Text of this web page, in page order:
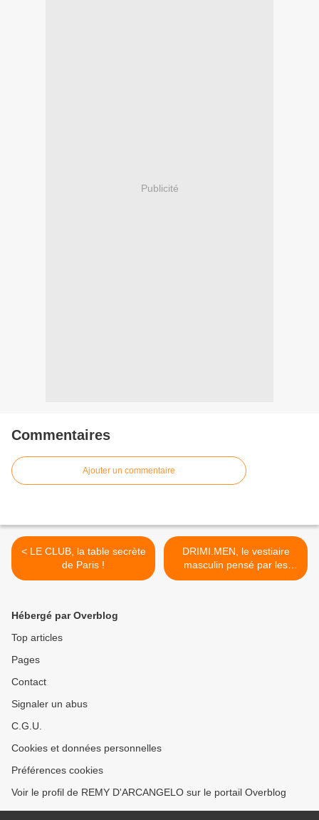
Publicité
Commentaires
Ajouter un commentaire
< LE CLUB, la table secrète
de Paris !
DRIMI.MEN, le vestiaire
masculin pensé par les
stylistes ! >
Hébergé par Overblog
Top articles
Pages
Contact
Signaler un abus
C.G.U.
Cookies et données personnelles
Préférences cookies
Voir le profil de REMY D'ARCANGELO sur le portail Overblog